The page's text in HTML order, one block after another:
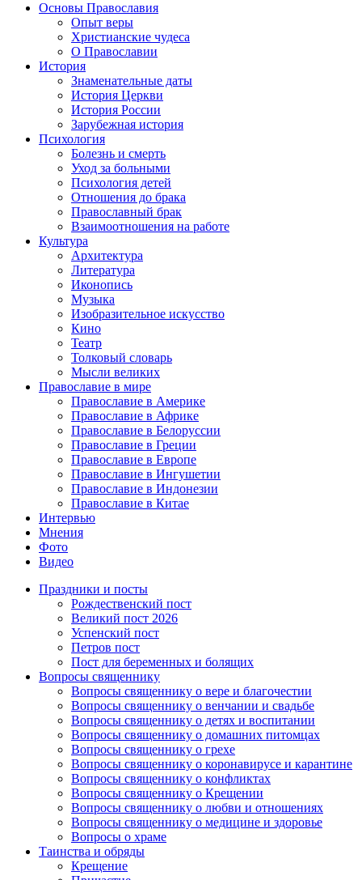
Основы Православия
Опыт веры
Христианские чудеса
О Православии
История
Знаменательные даты
История Церкви
История России
Зарубежная история
Психология
Болезнь и смерть
Уход за больными
Психология детей
Отношения до брака
Православный брак
Взаимоотношения на работе
Культура
Архитектура
Литература
Иконопись
Музыка
Изобразительное искусство
Кино
Театр
Толковый словарь
Мысли великих
Православие в мире
Православие в Америке
Православие в Африке
Православие в Белоруссии
Православие в Греции
Православие в Европе
Православие в Ингушетии
Православие в Индонезии
Православие в Китае
Интервью
Мнения
Фото
Видео
Праздники и посты
Рождественский пост
Великий пост 2026
Успенский пост
Петров пост
Пост для беременных и болящих
Вопросы священнику
Вопросы священнику о вере и благочестии
Вопросы священнику о венчании и свадьбе
Вопросы священнику о детях и воспитании
Вопросы священнику о домашних питомцах
Вопросы священнику о грехе
Вопросы священнику о коронавирусе и карантине
Вопросы священнику о конфликтах
Вопросы священнику о Крещении
Вопросы священнику о любви и отношениях
Вопросы священнику о медицине и здоровье
Вопросы о храме
Таинства и обряды
Крещение